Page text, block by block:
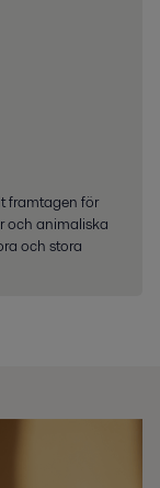
framtagen för
och animaliska
och stora